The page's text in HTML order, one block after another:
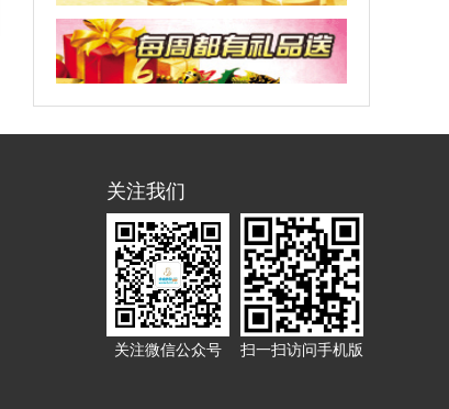
关注我们
关注微信公众号 扫一扫访问手机版